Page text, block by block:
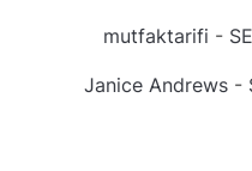
mutfaktarifi -
Janice Andrews -